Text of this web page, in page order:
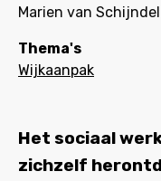
Marien van Schijndel
Thema's
Wijkaanpak
Het sociaal
zichzelf